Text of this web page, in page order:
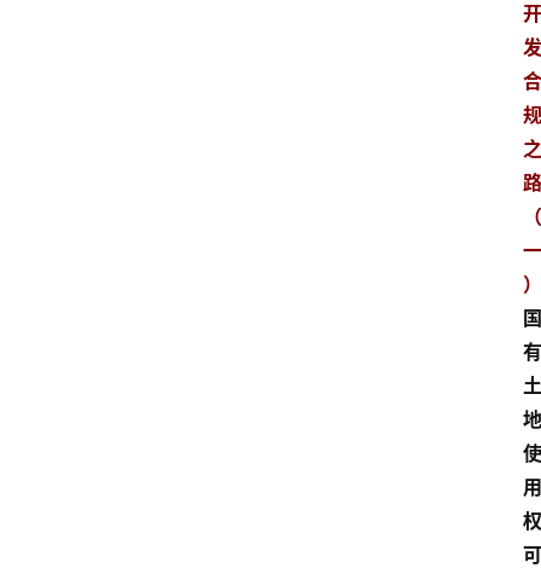
开
发
合
规
之
路
（
一
）
国
有
土
地
使
用
权
可